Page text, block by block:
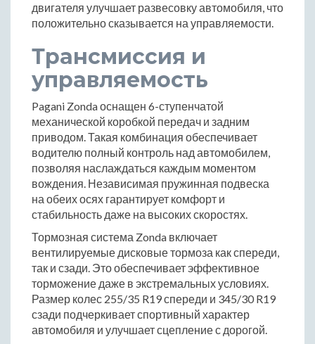
двигателя улучшает развесовку автомобиля, что
положительно сказывается на управляемости.
Трансмиссия и
управляемость
Pagani Zonda оснащен 6-ступенчатой
механической коробкой передач и задним
приводом. Такая комбинация обеспечивает
водителю полный контроль над автомобилем,
позволяя наслаждаться каждым моментом
вождения. Независимая пружинная подвеска
на обеих осях гарантирует комфорт и
стабильность даже на высоких скоростях.
Тормозная система Zonda включает
вентилируемые дисковые тормоза как спереди,
так и сзади. Это обеспечивает эффективное
торможение даже в экстремальных условиях.
Размер колес 255/35 R19 спереди и 345/30 R19
сзади подчеркивает спортивный характер
автомобиля и улучшает сцепление с дорогой.